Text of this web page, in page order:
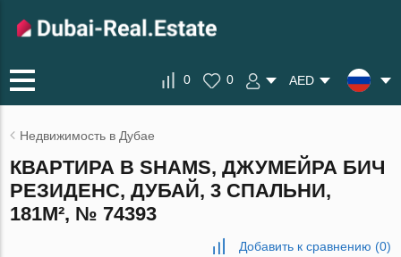
0 0 AED
Недвижимость в Дубае
КВАРТИРА В SHAMS, ДЖУМЕЙРА БИЧ
РЕЗИДЕНС, ДУБАЙ, 3 СПАЛЬНИ,
181М², № 74393
Добавить к сравнению (0)